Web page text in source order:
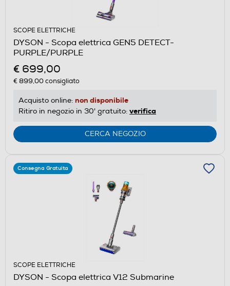
SCOPE ELETTRICHE
DYSON - Scopa elettrica GEN5 DETECT-
PURPLE/PURPLE
€ 699,00
€ 899,00consigliato
Acquisto online: non disponibile
Ritiro in negozio in 30' gratuito: verifica
CERCA NEGOZIO
Consegna Gratuita
SCOPE ELETTRICHE
DYSON - Scopa elettrica V12 Submarine